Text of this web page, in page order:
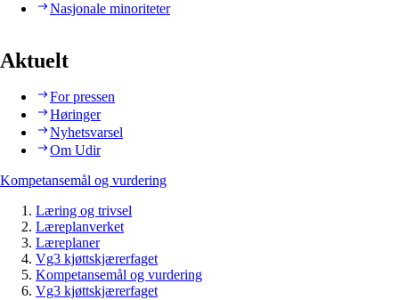
Nasjonale minoriteter
Aktuelt
For pressen
Høringer
Nyhetsvarsel
Om Udir
Kompetansemål og vurdering
Læring og trivsel
Læreplanverket
Læreplaner
Vg3 kjøttskjærerfaget
Kompetansemål og vurdering
Vg3 kjøttskjærerfaget